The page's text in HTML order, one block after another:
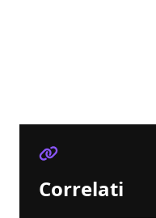
Correlati